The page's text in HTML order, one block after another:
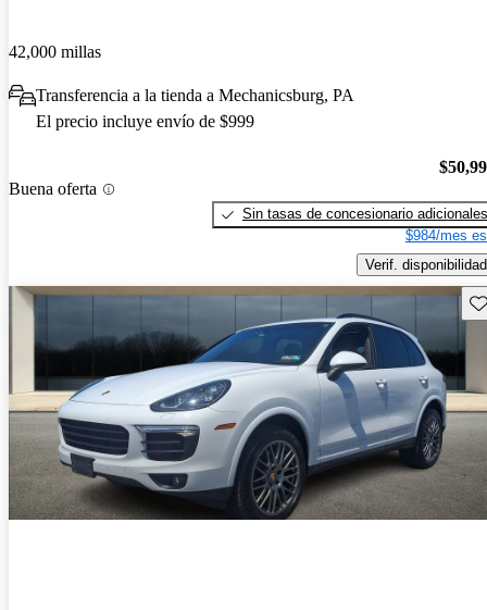
42,000 millas
Transferencia a la tienda a Mechanicsburg, PA
El precio incluye envío de $999
Buena oferta
Sin tasas de concesionario adicionales
$984/mes
Verif. disponibilidad